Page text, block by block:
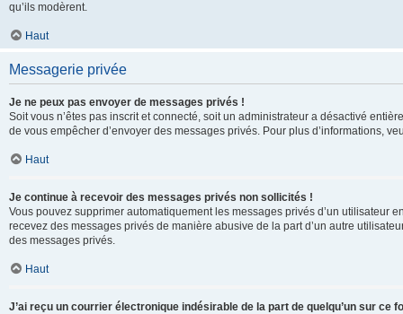
qu’ils modèrent.
Haut
Messagerie privée
Je ne peux pas envoyer de messages privés !
Soit vous n’êtes pas inscrit et connecté, soit un administrateur a désactivé
de vous empêcher d’envoyer des messages privés. Pour plus d’informations,
Haut
Je continue à recevoir des messages privés non sollicités !
Vous pouvez supprimer automatiquement les messages privés d’un utilisateur
recevez des messages privés de manière abusive de la part d’un autre
des messages privés.
Haut
J’ai reçu un courrier électronique indésirable de la part de quelqu’un sur ce